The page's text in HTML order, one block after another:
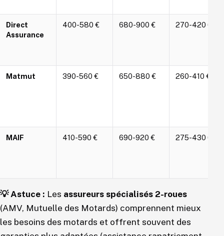
Direct
Assurance
400-580 € 680-900 € 270-420 €
Matmut 390-560 € 650-880 € 260-410 €
MAIF 410-590 € 690-920 € 275-430 €
💡 Astuce : Les assureurs spécialisés 2-roues
(AMV, Mutuelle des Motards) comprennent mieux
les besoins des motards et offrent souvent des